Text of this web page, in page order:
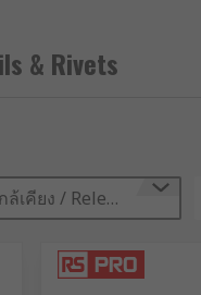
however they can
Rivets and our
shaft passes
action exerts
& Rivets
คียง / Relevance